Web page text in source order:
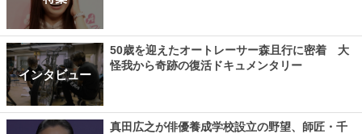
インタビュー
50歳を迎えたオートレーサー森且行に密着 大
怪我から奇跡の復活ドキュメンタリー
真田広之が俳優養成学校設立の野望、師匠・千